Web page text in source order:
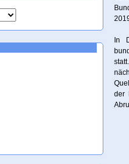
In
der